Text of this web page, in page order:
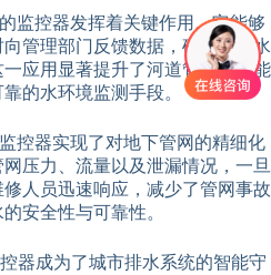
监控器发挥着关键作用。它能够
管理部门反馈数据，确保河道水
应用显著提升了河道管理的智能
的水环境监测手段。
控器实现了对地下管网的精细化
压力、流量以及泄漏情况，一旦
人员迅速响应，减少了管网事故
安全性与可靠性。
器成为了城市排水系统的智能守